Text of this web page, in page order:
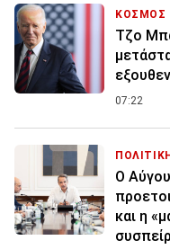
ΚΟΣΜΟΣ
Τζο
07:22
ΠΟΛΙΤΙΚΗ
Ο
και η